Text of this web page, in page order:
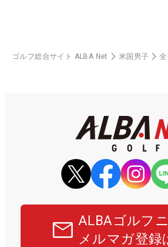
ゴルフ総合サイト ALBA Net 米国男子
ALBAゴルフ
メルマガ登録